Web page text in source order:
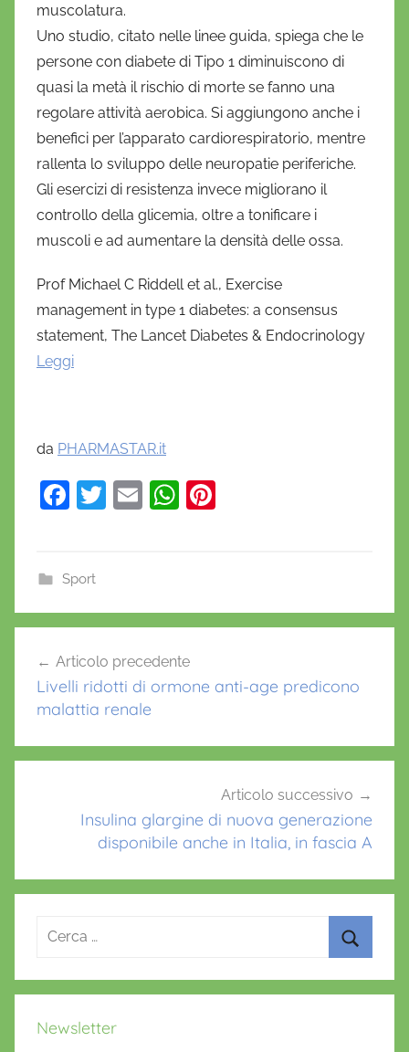
muscolatura.
Uno studio, citato nelle linee guida, spiega che le
persone con diabete di Tipo 1 diminuiscono di
quasi la metà il rischio di morte se fanno una
regolare attività aerobica. Si aggiungono anche i
benefici per l’apparato cardiorespiratorio, mentre
rallenta lo sviluppo delle neuropatie periferiche.
Gli esercizi di resistenza invece migliorano il
controllo della glicemia, oltre a tonificare i
muscoli e ad aumentare la densità delle ossa.
Prof Michael C Riddell et al., Exercise
management in type 1 diabetes: a consensus
statement, The Lancet Diabetes & Endocrinology
Leggi
da PHARMASTAR.it
F
e
b
o
k
T
E
W
A
p
st
Sport
articoli
Articolo precedente
Livelli ridotti di ormone anti-age predicono
malattia renale
Articolo successivo
Insulina glargine di nuova generazione
disponibile anche in Italia, in fascia A
Ricerca
Newsletter